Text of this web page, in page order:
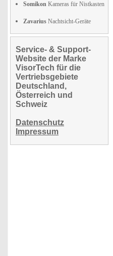
Somikon Kameras für Nistkasten
Zavarius Nachtsicht-Geräte
Service- & Support-
Website der Marke
VisorTech für die
Vertriebsgebiete
Deutschland,
Österreich und
Schweiz
Datenschutz
Impressum